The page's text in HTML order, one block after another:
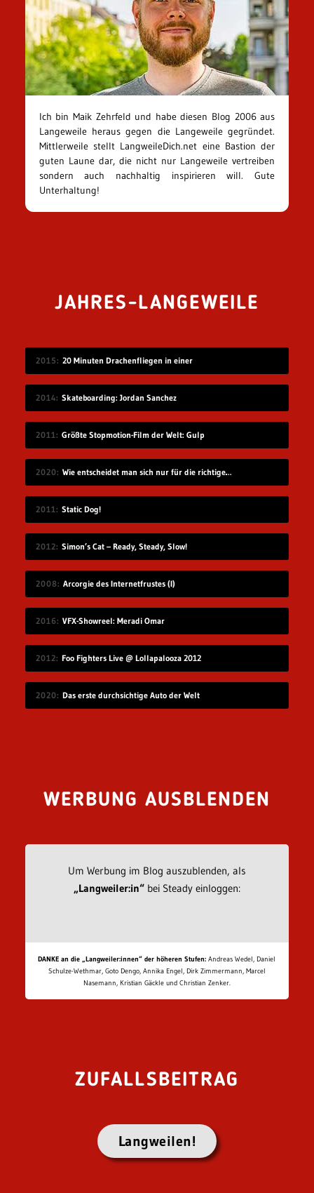
Ich bin Maik Zehrfeld und habe diesen Blog 2006 aus
Langeweile heraus gegen die Langeweile gegründet.
Mittlerweile stellt LangweileDich.net eine Bastion der
guten Laune dar, die nicht nur Langeweile vertreiben
sondern auch nachhaltig inspirieren will. Gute
Unterhaltung!
JAHRES-LANGEWEILE
2015 20 Minuten Drachenfliegen in einer
2014 Skateboarding: Jordan Sanchez
2011 Größte Stopmotion-Film der Welt: Gulp
2020 Wie entscheidet man sich nur für die richtige Idee?
2011 Static Dog!
2012 Simon’s Cat – Ready, Steady, Slow!
2008 Arcorgie des Internetfrustes (I)
2016 VFX-Showreel: Meradi Omar
2012 Foo Fighters Live @ Lollapalooza 2012
2020 Das erste durchsichtige Auto der Welt
WERBUNG AUSBLENDEN
Um Werbung im Blog auszublenden, als
„Langweiler:in“bei Steady einloggen:
DANKE an die „Langweiler:innen“ der höheren Stufen: Andreas Wedel, Daniel
Schulze-Wethmar, Goto Dengo, Annika Engel, Dirk Zimmermann, Marcel
Nasemann, Kristian Gäckle und Christian Zenker.
ZUFALLSBEITRAG
Langweilen!